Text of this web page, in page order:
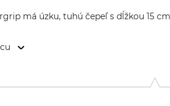
má úzku, tuhú čepeľ s dĺžkou 15